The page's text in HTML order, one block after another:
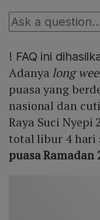
! FAQ ini
Adanya long
puasa yang
nasional dan
Raya Suci Nyepi
total libur 4 hari
puasa Ramadan